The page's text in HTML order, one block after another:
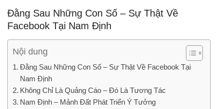
Đằng Sau Những Con Số – Sự Thật Về
Facebook Tại Nam Định
Nội dung
Đằng Sau Những Con Số – Sự Thật Về Facebook Tại
Nam Định
Không Chỉ Là Quảng Cáo – Đó Là Tương Tác
Nam Định – Mảnh Đất Phát Triển Ý Tưởng